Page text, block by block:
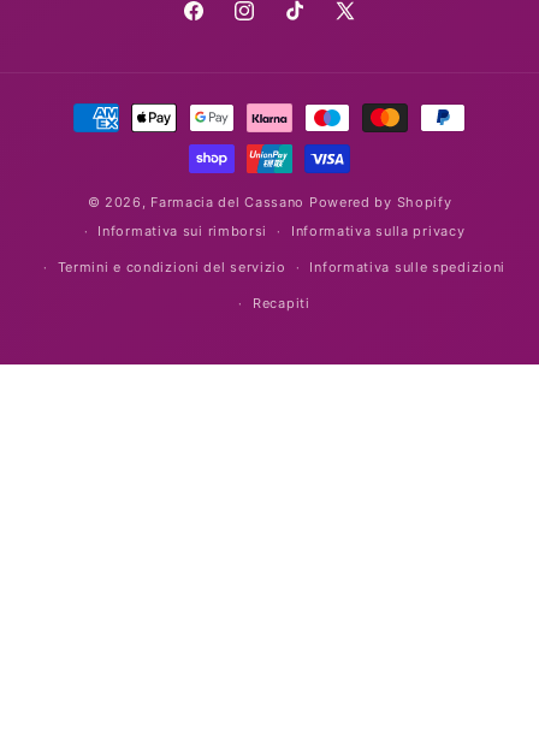
FacebookInstagramTikTokX
Metodi
© 2026, Farmacia del Cassano Powered by Shopify
Informativa sui rimborsi
Informativa sulla privacy
Termini e condizioni del servizio Informativa sulle spedizioni
Recapiti